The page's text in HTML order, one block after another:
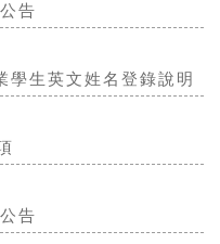
告
學生英文姓名登錄說明
告